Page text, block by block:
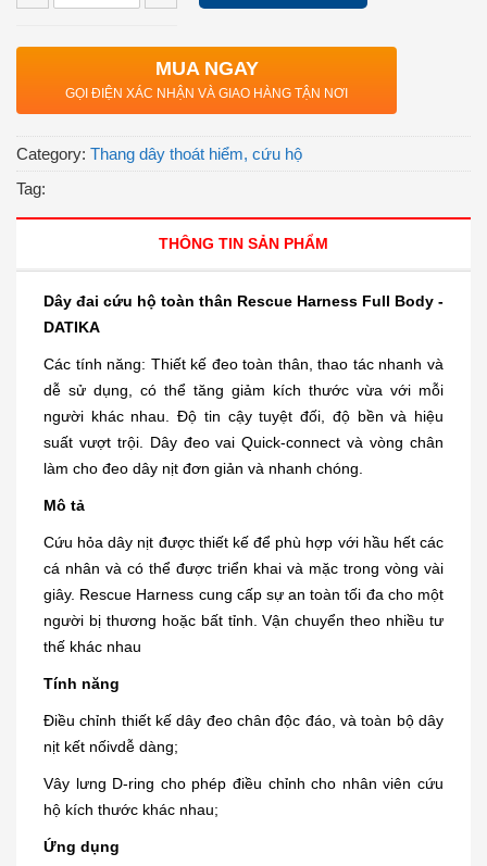
MUA NGAY
GỌI ĐIỆN XÁC NHẬN VÀ GIAO HÀNG TẬN NƠI
Category: Thang dây thoát hiểm, cứu hộ
Tag:
THÔNG TIN SẢN PHẨM
Dây đai cứu hộ toàn thân Rescue Harness Full Body -
DATIKA
Các tính năng: Thiết kế đeo toàn thân, thao tác nhanh và
dễ sử dụng, có thể tăng giảm kích thước vừa với mỗi
người khác nhau. Độ tin cậy tuyệt đối, độ bền và hiệu
suất vượt trội. Dây đeo vai Quick-connect và vòng chân
làm cho đeo dây nịt đơn giản và nhanh chóng.
Mô tả
Cứu hỏa dây nịt được thiết kế để phù hợp với hầu hết các
cá nhân và có thể được triển khai và mặc trong vòng vài
giây. Rescue Harness cung cấp sự an toàn tối đa cho một
người bị thương hoặc bất tỉnh. Vận chuyển theo nhiều tư
thế khác nhau
Tính năng
Điều chỉnh thiết kế dây đeo chân độc đáo, và toàn bộ dây
nịt kết nốivdễ dàng;
Vây lưng D-ring cho phép điều chỉnh cho nhân viên cứu
hộ kích thước khác nhau;
Ứng dụng